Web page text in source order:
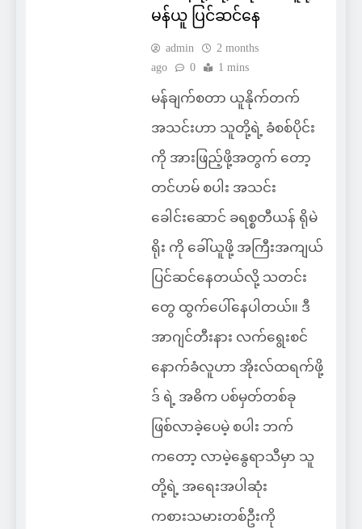
မန်ယူ ပြင်ဆင်နေ
admin
2 months
ago
0 1 mins
မန်ချက်စတာ ယူနိုက်တက်
အသင်းဟာ သူတို့ရဲ့ ခံစစ်ပိုင်း
ကို အားဖြည့်ဖို့အတွက် တော့
တင်ဟမ် စပါး အသင်း
ခေါင်းဆောင် ခရစ္စတီယန် ရိုမဲ
ရိုး ကို ခေါ်ယူဖို့ အကြီးအကျယ်
ပြင်ဆင်နေတယ်လို့ သတင်း
တွေ ထွက်ပေါ်နေပါတယ်။ ဒီ
အာဂျင်တီးနား လက်ရွေးစင်
နောက်ခံလူဟာ အိုးလ်ထရက်ဖို့
ဒ် ရဲ့ အဓိက ပစ်မှတ်တစ်ခု
ဖြစ်လာခဲ့ပေမဲ့ စပါး ဘက်
ကတော့ လာမဲ့နွေရာသီမှာ သူ
တို့ရဲ့ အရေးအပါဆုံး
ကစားသမားတစ်ဦးကို